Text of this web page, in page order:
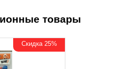
товары
Скидка 25%